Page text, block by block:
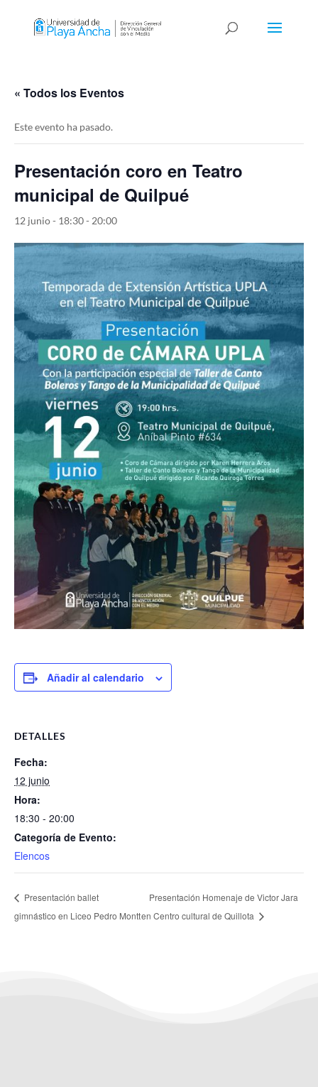
« Todos los Eventos
Este evento ha pasado.
Presentación coro en Teatro
municipal de Quilpué
12 junio - 18:30- 20:00
Añadir al calendario
DETALLES
Fecha:
12 junio
Hora:
18:30 - 20:00
Categoría de Evento:
Elencos
Presentación ballet
gimnástico en Liceo Pedro Montt
Presentación Homenaje de Victor Jara
en Centro cultural de Quillota